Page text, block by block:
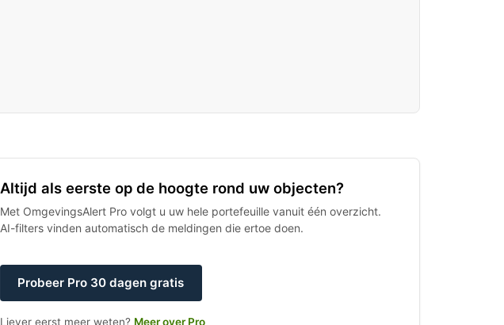
Altijd als eerste op de hoogte rond uw objecten?
Met OmgevingsAlert Pro volgt u uw hele portefeuille vanuit één overzicht.
AI-filters vinden automatisch de meldingen die ertoe doen.
Probeer Pro 30 dagen gratis
Liever eerst meer weten? Meer over Pro